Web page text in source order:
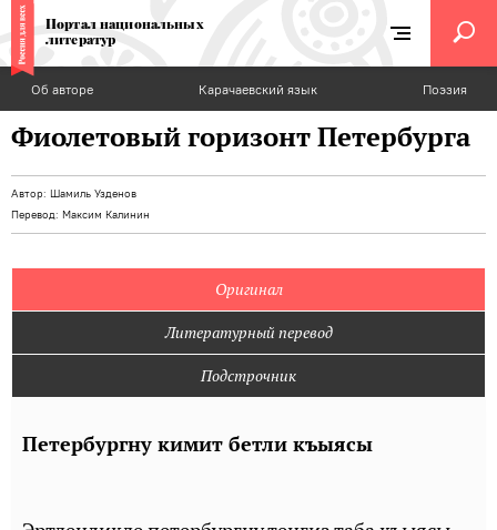
Портал национальных
литератур
Об авторе Карачаевский язык Поэзия
Фиолетовый горизонт Петербурга
Автор: Шамиль Узденов
Перевод: Максим Калинин
Оригинал
Литературный перевод
Подстрочник
Петербургну кимит бетли къыясы